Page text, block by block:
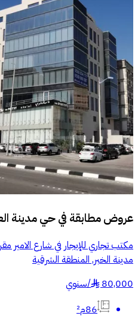
عروض مطابقة فيحي مدينة
مكتب تجاري للإيجار في شارع الامير
مدينة الخبر, المنطقة الشرقية
80,000
§
/سنوي
86م²